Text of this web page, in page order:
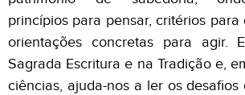
princípios para pensar, critérios para
orientações concretas para agir.
Sagrada Escritura e na Tradição e,
ciências, ajuda-nos a ler os